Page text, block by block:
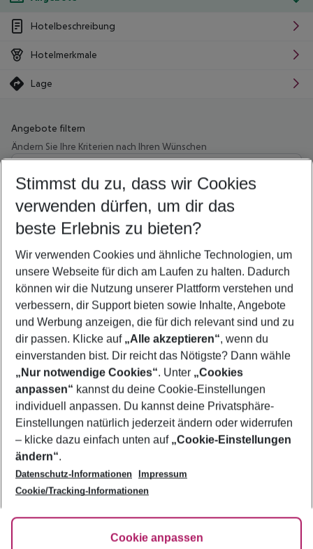
Hotelbeschreibung
Hotelmerkmale
Lage
Angebote filtern
Ändern Sie Ihre Kriterien nach Ihren Wünschen
Wähle deinen Abflughafen
Beliebiger Abflughafen
Wähle deinen Reisezeitraum
5-8 Nächte
2 Erwachsene Keine Kinder
Mehr Filter anzeigen
Footer
Footer navigation
Über uns
AGB
Bestpreisgarantie
Cookie-Einstellungen ändern
Cookie-Richtlinie
Agenturbetreuung
Barrierefreies Reisen
FAQ
HanseMerkur Reiseversicherung
Folge uns
Stimmst du zu, dass wir Cookies
verwenden dürfen, um dir das
beste Erlebnis zu bieten?
Wir verwenden Cookies und ähnliche Technologien, um
unsere Webseite für dich am Laufen zu halten. Dadurch
können wir die Nutzung unserer Plattform verstehen und
verbessern, dir Support bieten sowie Inhalte, Angebote
und Werbung anzeigen, die für dich relevant sind und zu
dir passen. Klicke auf „Alle akzeptieren“, wenn du
einverstanden bist. Dir reicht das Nötigste? Dann wähle
„Nur notwendige Cookies“. Unter „Cookies
anpassen“ kannst du deine Cookie-Einstellungen
individuell anpassen. Du kannst deine Privatsphäre-
Einstellungen natürlich jederzeit ändern oder widerrufen
– klicke dazu einfach unten auf „Cookie-Einstellungen
ändern“.
Datenschutz-Informationen
Impressum
Cookie/Tracking-Informationen
Cookie anpassen